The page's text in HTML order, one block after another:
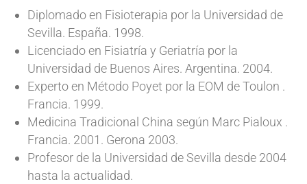
Diplomado en Fisioterapia por la Universidad de
Sevilla. España. 1998.
Licenciado en Fisiatría y Geriatría por la
Universidad de Buenos Aires. Argentina. 2004.
Experto en Método Poyet por la EOM de Toulon .
Francia. 1999.
Medicina Tradicional China según Marc Pialoux .
Francia. 2001. Gerona 2003.
Profesor de la Universidad de Sevilla desde 2004
hasta la actualidad.